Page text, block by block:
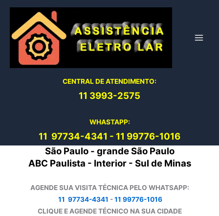
conteúdo
CENTRAL DE ATENDIMENTO:
11 3993-2575
WHASTAPP:
11 97734-4341 - 11 99776-1016
São Paulo - grande São Paulo
ABC Paulista - Interior - Sul de Minas
AGENDE SUA VISITA TÉCNICA PELO WHATSAPP:
11 97734-4341 -11 99776-1016
CLIQUE E AGENDE TÉCNICO NA SUA CIDADE